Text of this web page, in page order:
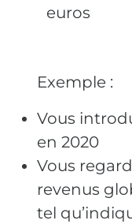
euros
Exemple :
Vous
en 2020
Vous
revenus
tel